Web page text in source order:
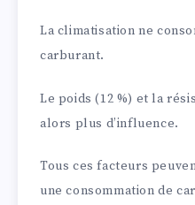
La climatisation ne
carburant.
Le poids (12 %) et la
alors plus d’influence.
Tous ces facteurs
une consommation de